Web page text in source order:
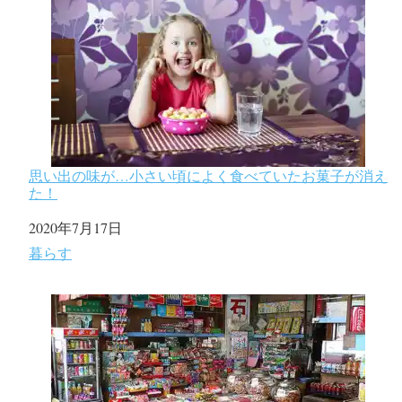
思い出の味が…小さい頃によく食べていたお菓子が消え
た！
日付
2020年7月17日
関連理由
暮らす